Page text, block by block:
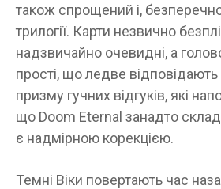
також спрощений і,
трилогії. Карти незвично
надзвичайно очевидні, а
прості, що ледве відповідають
призму гучних відгуків, які
що Doom Eternal занадто
є надмірною корекцією.
Темні Віки повертають час